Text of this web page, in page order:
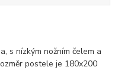
s nízkým nožním čelem a
postele je 180x200